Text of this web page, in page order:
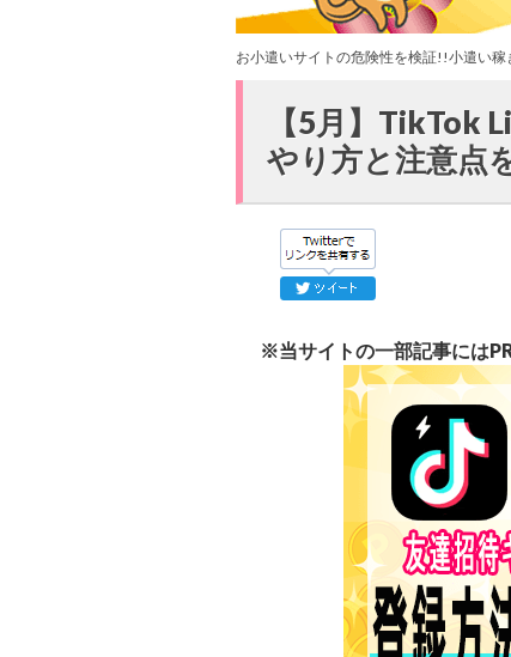
お小遣いサイトの危険性を検証!!小遣い稼
【5月】TikTok
やり方と注意点
※当サイトの一部記事には